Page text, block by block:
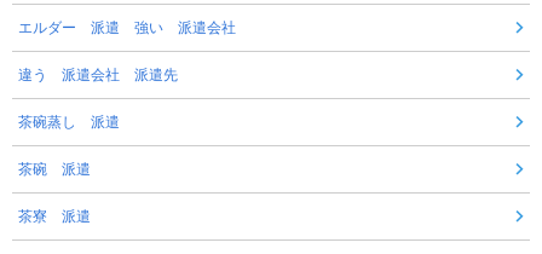
エルダー 派遣 強い 派遣会社
違う 派遣会社 派遣先
茶碗蒸し 派遣
茶碗 派遣
茶寮 派遣